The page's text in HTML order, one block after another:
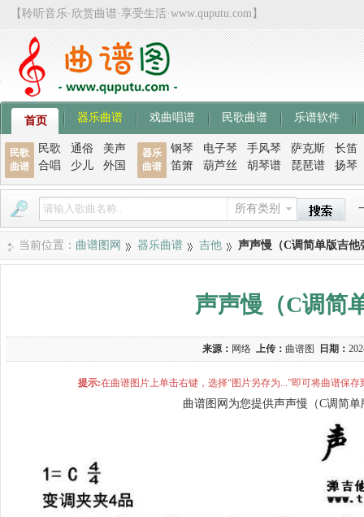
【聆听音乐·欣赏曲谱·享受生活·www.quputu.com】
首页 器乐曲谱 戏曲唱谱 民歌曲谱 乐谱软件
民歌
曲谱
民歌 通俗
美声
合唱
少儿 外国
器乐
曲谱
钢琴 电子琴 手风琴 萨克斯
长笛
笛箫
葫芦丝 胡琴谱 琵琶谱 扬琴
所有类别
当前位置： 曲谱图网 器乐曲谱 吉他 声声慢（C调简单版吉他
声声慢（C调简
来源： 网络 上传： 曲谱图 日期：
提示:在曲谱图片上单击右键，选择“图片另存为...”即可将曲谱保
曲谱图网为您提供声声慢（C调简